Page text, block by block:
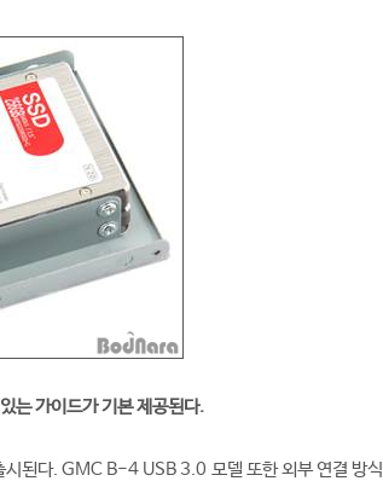
는 가이드가 기본 제공된다.
된다. GMC B-4 USB 3.0 모델 또한 외부 연결 방식